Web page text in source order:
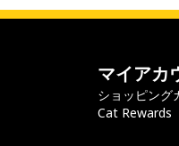
マイアカ
ショッピング
Cat Rewards